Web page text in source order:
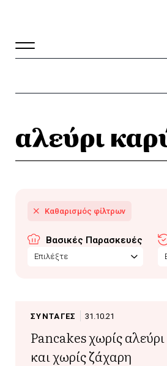
αλεύρι
Βασικές Παρασκευές
Επιλέξτε
ΣΥΝΤΑΓΕΣ 31.10.21
Pancakes χωρίς αλεύρι
και χωρίς ζάχαρη